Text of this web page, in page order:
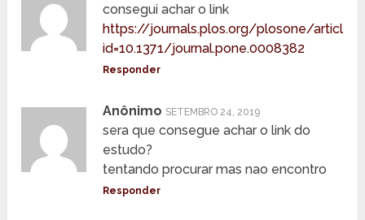
consegui achar o link
https://journals.plos.org/plosone/article?
id=10.1371/journal.pone.0008382
Responder
Anônimo SETEMBRO 24, 2019
sera que consegue achar o link do
estudo?
tentando procurar mas nao encontro
Responder